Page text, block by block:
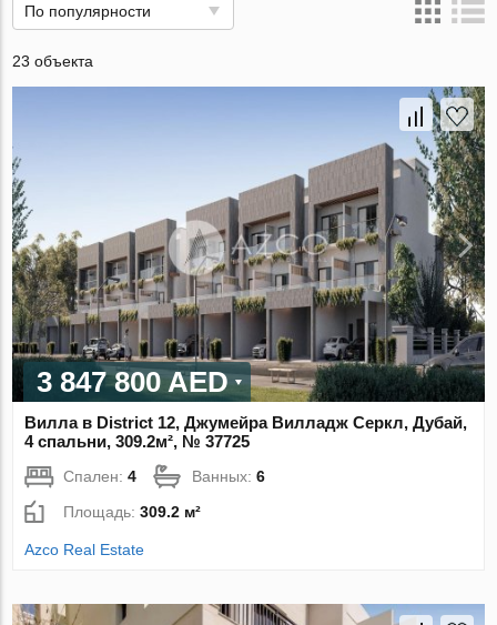
По популярности
23 объекта
3 847 800 AED
Вилла в District 12, Джумейра Вилладж Серкл, Дубай,
4 спальни, 309.2м², № 37725
Спален:4 Ванных:6
Площадь:309.2 м²
Azco Real Estate